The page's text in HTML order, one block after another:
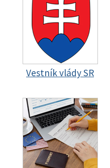
Vestník vlády SR